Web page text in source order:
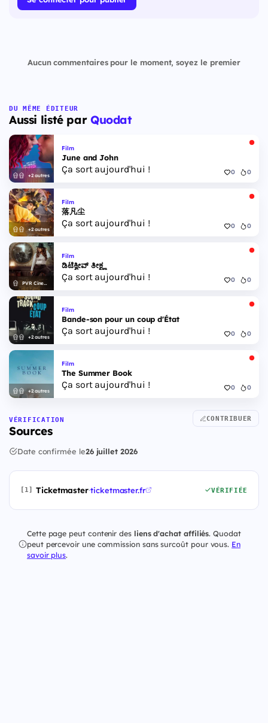
Aucun commentaires pour le moment, soyez le premier
DU MÊME ÉDITEUR
Aussi listé par Quodat
+2 autres
Film
June and John
Ça sort aujourd'hui ! 0 0
+2 autres
Film
落凡尘
Ça sort aujourd'hui ! 0 0
PVR Cinemas
Film
ಡಿಟೆಕ್ವೀವ್ ತೀಕ್ಷ್ಣ
Ça sort aujourd'hui ! 0 0
+2 autres
Film
Bande-son pour un coup d'État
Ça sort aujourd'hui ! 0 0
+2 autres
Film
The Summer Book
Ça sort aujourd'hui ! 0 0
VÉRIFICATION
Sources
CONTRIBUER
Date confirmée le26 juillet 2026
[1] Ticketmaster·ticketmaster.fr VÉRIFIÉE
Cette page peut contenir des liens d'achat affiliés. Quodat
peut percevoir une commission sans surcoût pour vous. En
savoir plus.